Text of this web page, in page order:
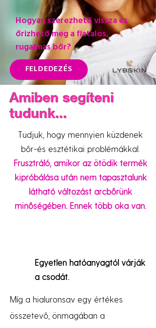
Hogyan szerezhető vissza és
őrizhető meg afiatalos,
rugalmasbőr?
FELDEDEZÉS
Amiben segíteni
tudunk...
Tudjuk, hogy mennyien küzdenek
bőr-és esztétikai problémákkal.
Frusztráló, amikor az ötödik termék
kipróbálása után nem tapasztalunk
látható változást arcbőrünk
minőségében. Ennek több oka van.
Egyetlen hatóanyagtól várják
a csodát.
Míg a hialuronsav egy értékes
összetevő, önmagában a